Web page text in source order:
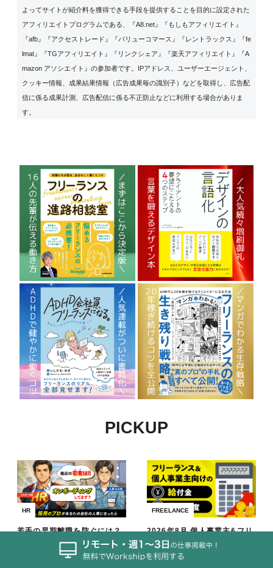
よってサイトが紹介料を獲得できる手段を提供することを目的に設定された
アフィリエイトプログラムである、『A8.net』『もしもアフィリエイト』
『afb』『アクセストレード』『バリューコマース』『レントラックス』『fe
lmat』『TGアフィリエイト』『リンクシェア』『楽天アフィリエイト』『A
mazon アソシエイト』の参加者です。IPアドレス、ユーザーエージェント、
クッキー情報、成果結果情報（広告成果毎の識別子）などを取得し、広告配
信に係る成果計測、広告配信に係る不正防止などに利用する場合がありま
す。
PICKUP
HR
若手の早期離職を防ぐには？
離職率を改善するオンボーデ
ィングの極意
FREELANCE
2026年8月 個人事業主&フリ
ーランス向け給付金/補助金/
助成金まとめ